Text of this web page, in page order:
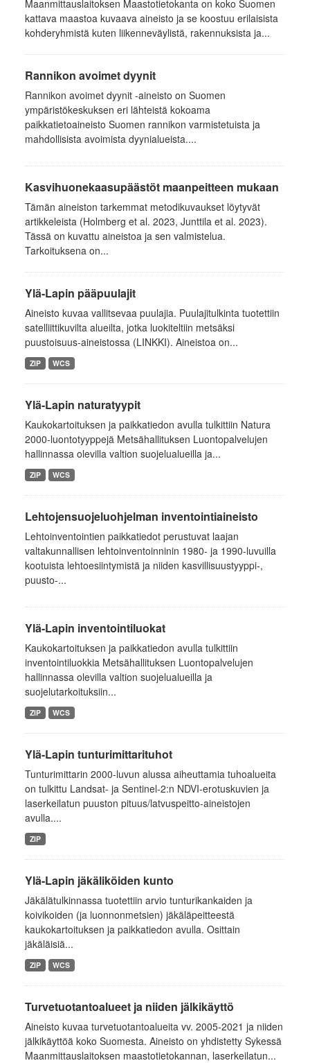
Maanmittauslaitoksen Maastotietokanta on koko Suomen
kattava maastoa kuvaava aineisto ja se koostuu erilaisista
kohderyhmistä kuten liikenneväylistä, rakennuksista ja...
Rannikon avoimet dyynit
Rannikon avoimet dyynit -aineisto on Suomen
ympäristökeskuksen eri lähteistä kokoama
paikkatietoaineisto Suomen rannikon varmistetuista ja
mahdollisista avoimista dyynialueista....
Kasvihuonekaasupäästöt maanpeitteen mukaan
Tämän aineiston tarkemmat metodikuvaukset löytyvät
artikkeleista (Holmberg et al. 2023, Junttila et al. 2023).
Tässä on kuvattu aineistoa ja sen valmistelua.
Tarkoituksena on...
Ylä-Lapin pääpuulajit
Aineisto kuvaa vallitsevaa puulajia. Puulajitulkinta tuotettiin
satelliittikuvilta alueilta, jotka luokiteltiin metsäksi
puustoisuus-aineistossa (LINKKI). Aineistoa on...
ZIP WCS
Ylä-Lapin naturatyypit
Kaukokartoituksen ja paikkatiedon avulla tulkittiin Natura
2000-luontotyyppejä Metsähallituksen Luontopalvelujen
hallinnassa olevilla valtion suojelualueilla ja...
ZIP WCS
Lehtojensuojeluohjelman inventointiaineisto
Lehtoinventointien paikkatiedot perustuvat laajan
valtakunnallisen lehtoinventoinninin 1980- ja 1990-luvuilla
kootuista lehtoesiintymistä ja niiden kasvillisuustyyppi-,
puusto-...
Ylä-Lapin inventointiluokat
Kaukokartoituksen ja paikkatiedon avulla tulkittiin
inventointiluokkia Metsähallituksen Luontopalvelujen
hallinnassa olevilla valtion suojelualueilla ja
suojelutarkoituksiin...
ZIP WCS
Ylä-Lapin tunturimittarituhot
Tunturimittarin 2000-luvun alussa aiheuttamia tuhoalueita
on tulkittu Landsat- ja Sentinel-2:n NDVI-erotuskuvien ja
laserkeilatun puuston pituus/latvuspeitto-aineistojen
avulla....
ZIP
Ylä-Lapin jäkäliköiden kunto
Jäkälätulkinnassa tuotettiin arvio tunturikankaiden ja
koivikoiden (ja luonnonmetsien) jäkäläpeitteestä
kaukokartoituksen ja paikkatiedon avulla. Osittain
jäkäläisiä...
ZIP WCS
Turvetuotantoalueet ja niiden jälkikäyttö
Aineisto kuvaa turvetuotantoalueita vv. 2005-2021 ja niiden
jälkikäyttöä koko Suomesta. Aineisto on yhdistetty Sykessä
Maanmittauslaitoksen maastotietokannan, laserkeilatun...